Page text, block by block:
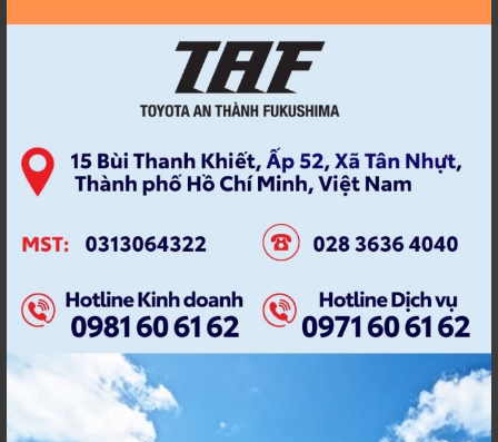
TUYỂN DỤNG
TUYỂN DỤNG TÀI XẾ
TUYỂN DỤNG TOYOTA
HÀNG
TUYỂN NHÂN VIÊN KINH
ƯU ĐÃI
VỆ SINH BUỒNG ĐỐT
VỆ SINH KHOANG ĐỘNG
CƠ
VỆ SINH KIM PHUN
VỆ SINH XE
VELOZ 2024
VELOZ 2026